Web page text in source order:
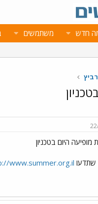
חדש משתמשים
מופיעה היום בטכניון
www.summer.org.il/